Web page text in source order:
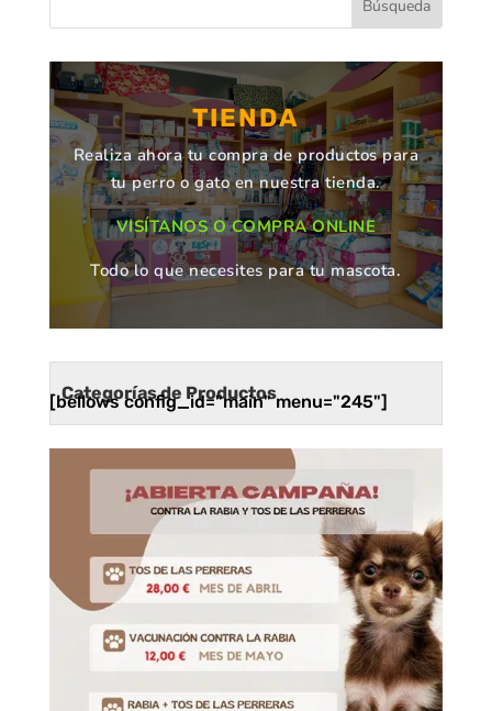
TIENDA
Realiza ahora tu compra de productos para
tu perro o gato en nuestra tienda.
VISÍTANOS O COMPRA ONLINE
Todo lo que necesites para tu mascota.
Categorías de Productos
[bellows config_id="main" menu="245"]